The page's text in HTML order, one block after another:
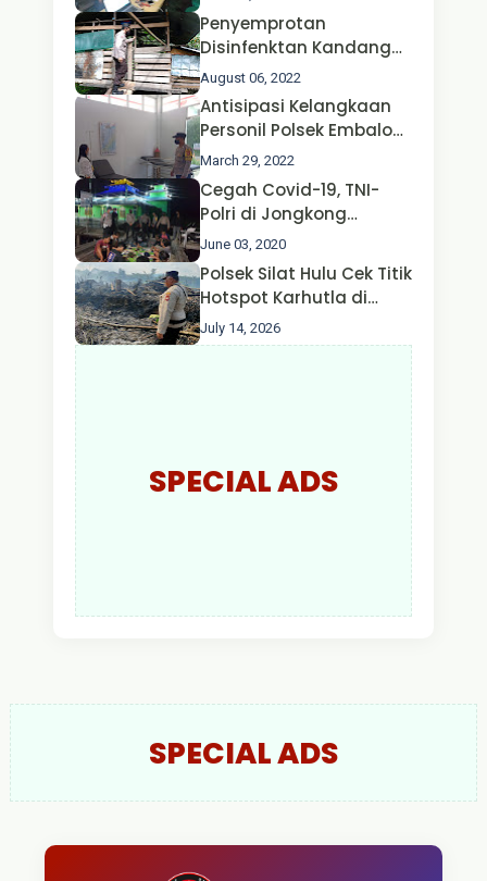
Penyemprotan
Disinfenktan Kandang
Ternak Kambing warga
Oleh Satgas Ops Aman
Nusa II Polda Kalbar*
August 06, 2022
Antisipasi Kelangkaan
Personil Polsek Embaloh
Hulu Gencar Lakukan
Pengecekan Oksigen
March 29, 2022
Cegah Covid-19, TNI-
Polri di Jongkong
Himbau Masyarakat
Jangan Kumpul Hinga
Larut Malam.
June 03, 2020
Polsek Silat Hulu Cek Titik
Hotspot Karhutla di
Desa Nanga Dangkan,
Api Ditemukan Sudah
July 14, 2026
SPECIAL ADS
SPECIAL ADS